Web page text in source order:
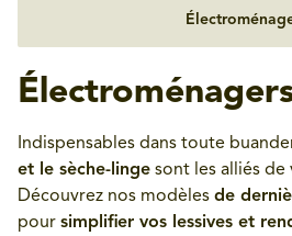
Indispensables dans toute
et le sèche-linge sont les alliés
Découvrez nos modèles de
pour simplifier vos lessives et